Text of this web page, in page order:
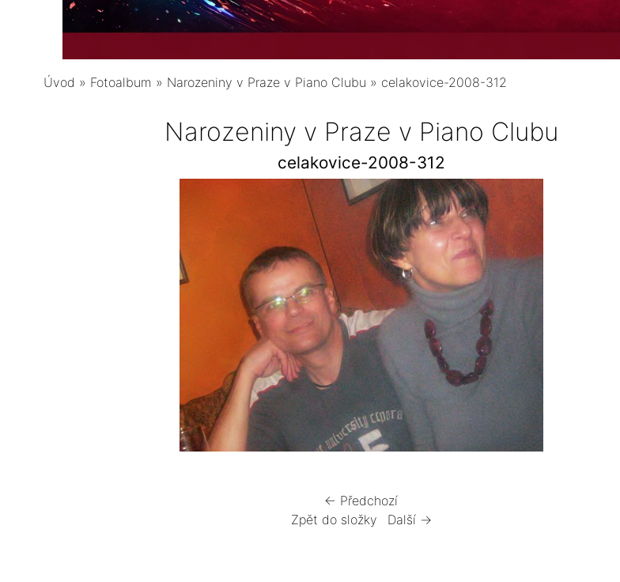
Úvod » Fotoalbum » Narozeniny v Praze v Piano Clubu » celakovice-2008-312
Narozeniny v Praze v Piano Clubu
celakovice-2008-312
← Předchozí
Zpět do složky
Další →